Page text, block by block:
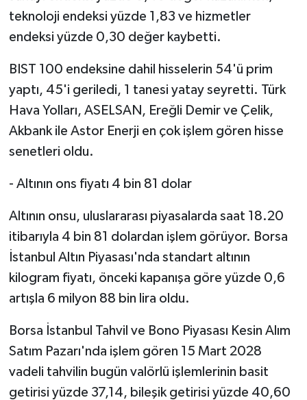
teknoloji endeksi yüzde 1,83 ve hizmetler
endeksi yüzde 0,30 değer kaybetti.
BIST 100 endeksine dahil hisselerin 54'ü prim
yaptı, 45'i geriledi, 1 tanesi yatay seyretti. Türk
Hava Yolları, ASELSAN, Ereğli Demir ve Çelik,
Akbank ile Astor Enerji en çok işlem gören hisse
senetleri oldu.
- Altının ons fiyatı 4 bin 81 dolar
Altının onsu, uluslararası piyasalarda saat 18.20
itibarıyla 4 bin 81 dolardan işlem görüyor. Borsa
İstanbul Altın Piyasası'nda standart altının
kilogram fiyatı, önceki kapanışa göre yüzde 0,6
artışla 6 milyon 88 bin lira oldu.
Borsa İstanbul Tahvil ve Bono Piyasası Kesin Alım
Satım Pazarı'nda işlem gören 15 Mart 2028
vadeli tahvilin bugün valörlü işlemlerinin basit
getirisi yüzde 37,14, bileşik getirisi yüzde 40,60